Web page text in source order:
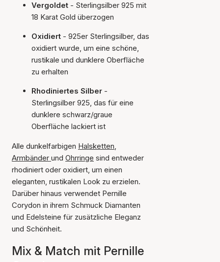
Vergoldet - Sterlingsilber 925 mit
18 Karat Gold überzogen
Oxidiert - 925er Sterlingsilber, das
oxidiert wurde, um eine schöne,
rustikale und dunklere Oberfläche
zu erhalten
Rhodiniertes Silber -
Sterlingsilber 925, das für eine
dunklere schwarz/graue
Oberfläche lackiert ist
Alle dunkelfarbigen Halsketten,
Armbänder und Ohrringe sind entweder
rhodiniert oder oxidiert, um einen
eleganten, rustikalen Look zu erzielen.
Darüber hinaus verwendet Pernille
Corydon in ihrem Schmuck Diamanten
und Edelsteine für zusätzliche Eleganz
und Schönheit.
Mix & Match mit Pernille